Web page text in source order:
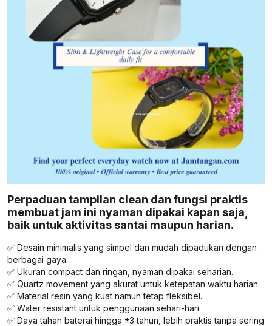
Perpaduan tampilan clean dan fungsi praktis
membuat jam ini nyaman dipakai kapan saja,
baik untuk aktivitas santai maupun harian.
✅ Desain minimalis yang simpel dan mudah dipadukan dengan
berbagai gaya.
✅ Ukuran compact dan ringan, nyaman dipakai seharian.
✅ Quartz movement yang akurat untuk ketepatan waktu harian.
✅ Material resin yang kuat namun tetap fleksibel.
✅ Water resistant untuk penggunaan sehari-hari.
✅ Daya tahan baterai hingga ±3 tahun, lebih praktis tanpa sering